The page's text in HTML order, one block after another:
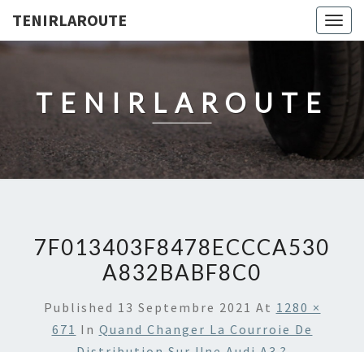
TENIRLAROUTE
TENIRLAROUTE
7F013403F8478ECCCA530
A832BABF8C0
Published 13 Septembre 2021 At 1280 ×
671 In Quand Changer La Courroie De